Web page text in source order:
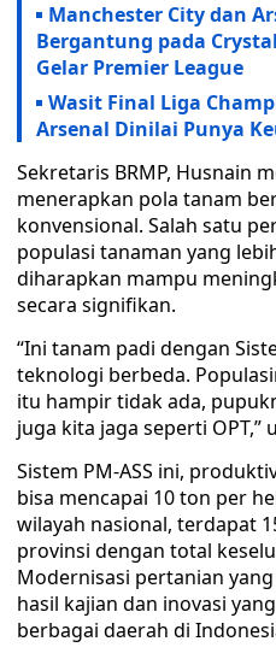
Manchester City dan
Bergantung pada
Gelar Premier League
Wasit Final Liga
Arsenal Dinilai Punya
Sekretaris BRMP, Husnain
menerapkan pola tanam
konvensional. Salah satu
populasi tanaman yang
diharapkan mampu
secara signifikan.
“Ini tanam padi dengan
teknologi berbeda.
itu hampir tidak ada,
juga kita jaga seperti OPT,”
Sistem PM-ASS ini,
bisa mencapai 10 ton per
wilayah nasional, terdapat
provinsi dengan total
Modernisasi pertanian
hasil kajian dan inovasi
berbagai daerah di